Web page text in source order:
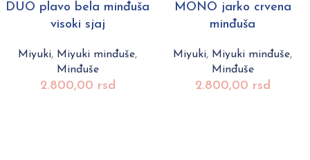
DUO plavo bela minđuša
visoki sjaj
Miyuki, Miyuki minđuše,
Minđuše
2.800,00 rsd
MONO jarko crvena
minđuša
Miyuki, Miyuki minđuše,
Minđuše
2.800,00 rsd